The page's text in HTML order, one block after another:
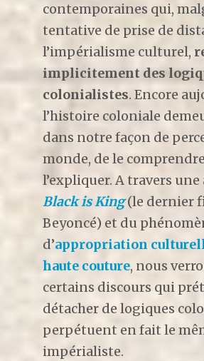
contemporaines qui,
tentative de prise de
l’impérialisme culturel,
implicitement des
colonialistes. Encore
l’histoire coloniale
dans notre façon de
monde, de le
l’expliquer. A travers une
Black is King(le dernier
Beyoncé) et du
d’appropriation
haute couture, nous
certains discours qui
détacher de logiques
perpétuent en fait le
impérialiste.